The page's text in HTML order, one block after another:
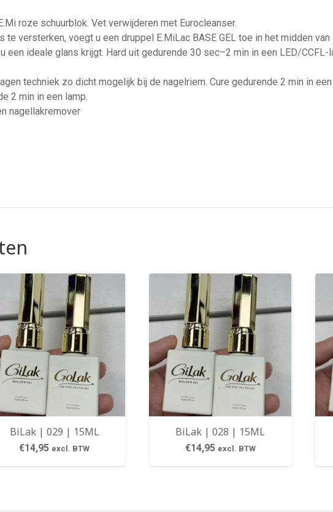
roze schuurblok. Vet verwijderen met Eurocleanser.
te versterken, voegt u een druppel E.MiLac BASE GEL toe in het midden van
een ideale glans krijgt. Hard uit gedurende 30 sec–2 min in een LED/CCFL-
techniek zo dicht mogelijk bij de nagelriem. Cure gedurende 2 min in een
2 min in een lamp.
nagellakremover
BiLak | 029 | 15ML
€14,95 excl. BTW
BiLak | 028 | 15ML
€14,95 excl. BTW